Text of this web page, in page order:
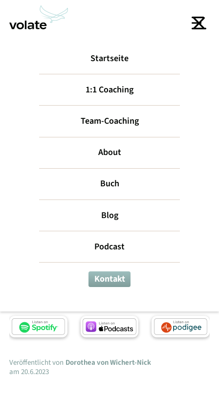
Startseite
1:1 Coaching
Team-Coaching
About
Buch
Blog
Podcast
Kontakt
Gemeinsam
statt einsam
führen
Veröffentlicht von Dorothea von Wichert-Nick
am20.6.2023